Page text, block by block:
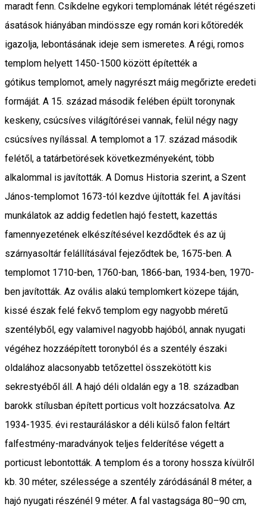
maradt fenn. Csíkdelne egykori templomának létét régészeti
ásatások hiányában mindössze egy román kori kőtöredék
igazolja, lebontásának ideje sem ismeretes. A régi, romos
templom helyett 1450-1500 között építették a
gótikus templomot, amely nagyrészt máig megőrizte eredeti
formáját. A 15. század második felében épült toronynak
keskeny, csúcsíves világítórései vannak, felül négy nagy
csúcsíves nyílással. A templomot a 17. század második
felétől, a tatárbetörések következményeként, több
alkalommal is javították. A Domus Historia szerint, a Szent
János-templomot 1673-tól kezdve újították fel. A javítási
munkálatok az addig fedetlen hajó festett, kazettás
famennyezetének elkészítésével kezdődtek és az új
szárnyasoltár felállításával fejeződtek be, 1675-ben. A
templomot 1710-ben, 1760-ban, 1866-ban, 1934-ben, 1970-
ben javították. Az ovális alakú templomkert közepe táján,
kissé észak felé fekvő templom egy nagyobb méretű
szentélyből, egy valamivel nagyobb hajóból, annak nyugati
végéhez hozzáépített toronyból és a szentély északi
oldalához alacsonyabb tetőzettel összekötött kis
sekrestyéből áll. A hajó déli oldalán egy a 18. században
barokk stílusban épített porticus volt hozzácsatolva. Az
1934-1935. évi restauráláskor a déli külső falon feltárt
falfestmény-maradványok teljes felderítése végett a
porticust lebontották. A templom és a torony hossza kívülről
kb. 30 méter, szélessége a szentély záródásánál 8 méter, a
hajó nyugati részénél 9 méter. A fal vastagsága 80–90 cm,